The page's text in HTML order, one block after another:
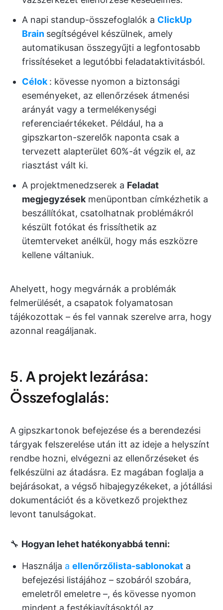
A napi standup-összefoglalók a ClickUp
Brain segítségével készülnek, amely
automatikusan összegyűjti a legfontosabb
frissítéseket a legutóbbi feladataktivitásból.
Célok : kövesse nyomon a biztonsági
eseményeket, az ellenőrzések átmenési
arányát vagy a termelékenységi
referenciaértékeket. Például, ha a
gipszkarton-szerelők naponta csak a
tervezett alapterület 60%-át végzik el, az
riasztást vált ki.
A projektmenedzserek a Feladat
megjegyzések menüpontban címkézhetik a
beszállítókat, csatolhatnak problémákról
készült fotókat és frissíthetik az
ütemterveket anélkül, hogy más eszközre
kellene váltaniuk.
Ahelyett, hogy megvárnák a problémák
felmerülését, a csapatok folyamatosan
tájékozottak – és fel vannak szerelve arra, hogy
azonnal reagáljanak.
5. A projekt lezárása:
Összefoglalás:
A gipszkartonok befejezése és a berendezési
tárgyak felszerelése után itt az ideje a helyszínt
rendbe hozni, elvégezni az ellenőrzéseket és
felkészülni az átadásra. Ez magában foglalja a
bejárásokat, a végső hibajegyzékeket, a jótállási
dokumentációt és a következő projekthez
levont tanulságokat.
🔧 Hogyan lehet hatékonyabbá tenni:
Használja a ellenőrzőlista-sablonokat a
befejezési listájához – szobáról szobára,
emeletről emeletre –, és kövesse nyomon
mindent a festékjavításoktól az